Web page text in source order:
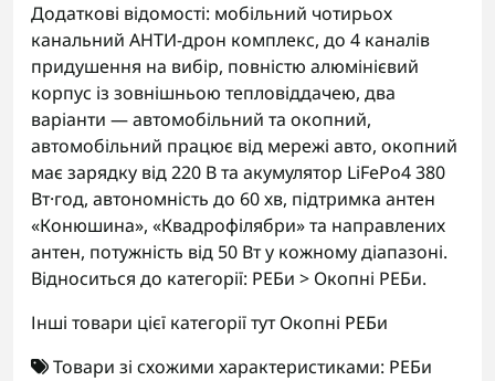
Додаткові відомості: мобільний чотирьох
канальний АНТИ-дрон комплекс, до 4 каналів
придушення на вибір, повністю алюмінієвий
корпус із зовнішньою тепловіддачею, два
варіанти — автомобільний та окопний,
автомобільний працює від мережі авто, окопний
має зарядку від 220 В та акумулятор LiFePo4 380
Вт·год, автономність до 60 хв, підтримка антен
«Конюшина», «Квадрофілябри» та направлених
антен, потужність від 50 Вт у кожному діапазоні.
Відноситься до категорії: РЕБи > Окопні РЕБи.
Інші товари цієї категорії тутОкопні РЕБи
Товари зі схожими характеристиками: РЕБи